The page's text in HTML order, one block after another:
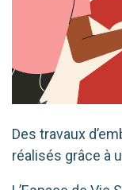
Des tra­vaux
réa­li­sés grâce à